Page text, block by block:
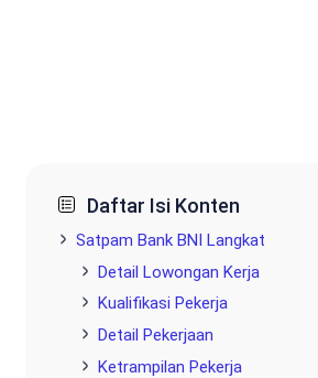
Daftar Isi Konten
Satpam Bank BNI Langkat
Detail Lowongan Kerja
Kualifikasi Pekerja
Detail Pekerjaan
Ketrampilan Pekerja